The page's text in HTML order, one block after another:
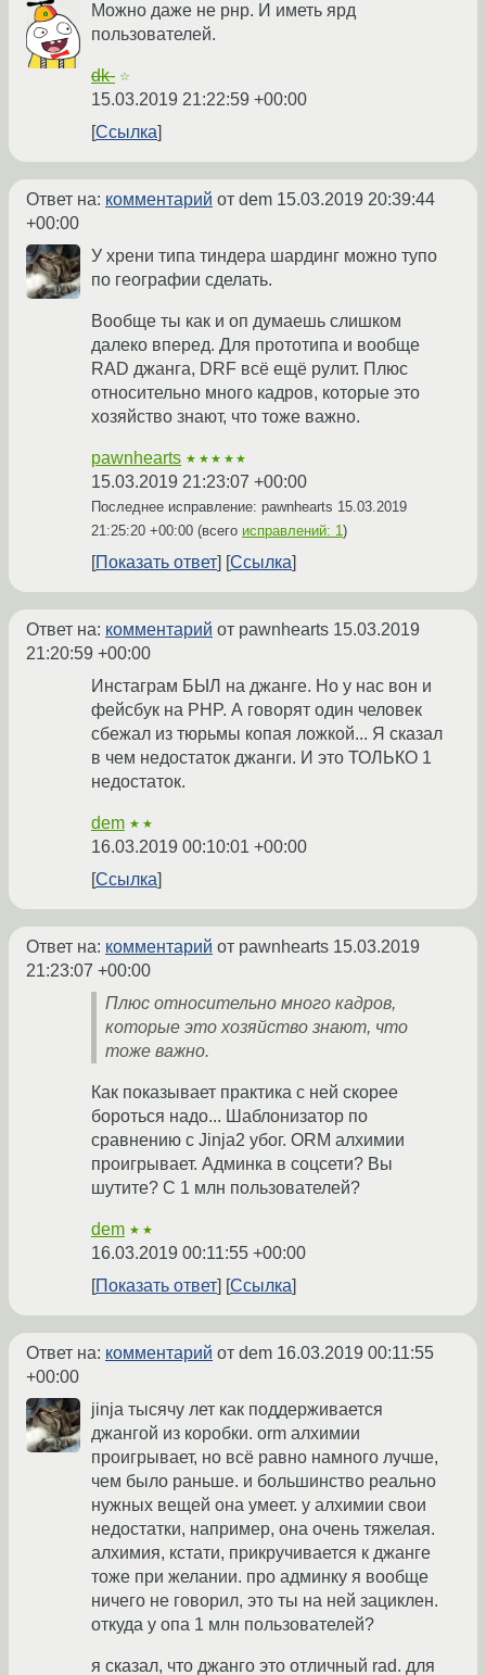
Можно даже не рнр. И иметь ярд
пользователей.
dk- ☆
15.03.2019 21:22:59 +00:00
Ссылка
Ответ на: комментарий от dem 15.03.2019 20:39:44
+00:00
У хрени типа тиндера шардинг можно тупо
по географии сделать.
Вообще ты как и оп думаешь слишком
далеко вперед. Для прототипа и вообще
RAD джанга, DRF всё ещё рулит. Плюс
относительно много кадров, которые это
хозяйство знают, что тоже важно.
pawnhearts ★★★★★
15.03.2019 21:23:07 +00:00
Последнее исправление: pawnhearts 15.03.2019
21:25:20 +00:00 (всего исправлений: 1)
Показать ответ Ссылка
Ответ на: комментарий от pawnhearts 15.03.2019
21:20:59 +00:00
Инстаграм БЫЛ на джанге. Но у нас вон и
фейсбук на PHP. А говорят один человек
сбежал из тюрьмы копая ложкой... Я сказал
в чем недостаток джанги. И это ТОЛЬКО 1
недостаток.
dem ★★
16.03.2019 00:10:01 +00:00
Ссылка
Ответ на: комментарий от pawnhearts 15.03.2019
21:23:07 +00:00
Плюс относительно много кадров,
которые это хозяйство знают, что
тоже важно.
Как показывает практика с ней скорее
бороться надо... Шаблонизатор по
сравнению с Jinja2 убог. ORM алхимии
проигрывает. Админка в соцсети? Вы
шутите? С 1 млн пользователей?
dem ★★
16.03.2019 00:11:55 +00:00
Показать ответ
Ссылка
Ответ на: комментарий от dem 16.03.2019 00:11:55
+00:00
jinja тысячу лет как поддерживается
джангой из коробки. orm алхимии
проигрывает, но всё равно намного лучше,
чем было раньше. и большинство реально
нужных вещей она умеет. у алхимии свои
недостатки, например, она очень тяжелая.
алхимия, кстати, прикручивается к джанге
тоже при желании. про админку я вообще
ничего не говорил, это ты на ней зациклен.
откуда у опа 1 млн пользователей?
я сказал, что джанго это отличный rad. для